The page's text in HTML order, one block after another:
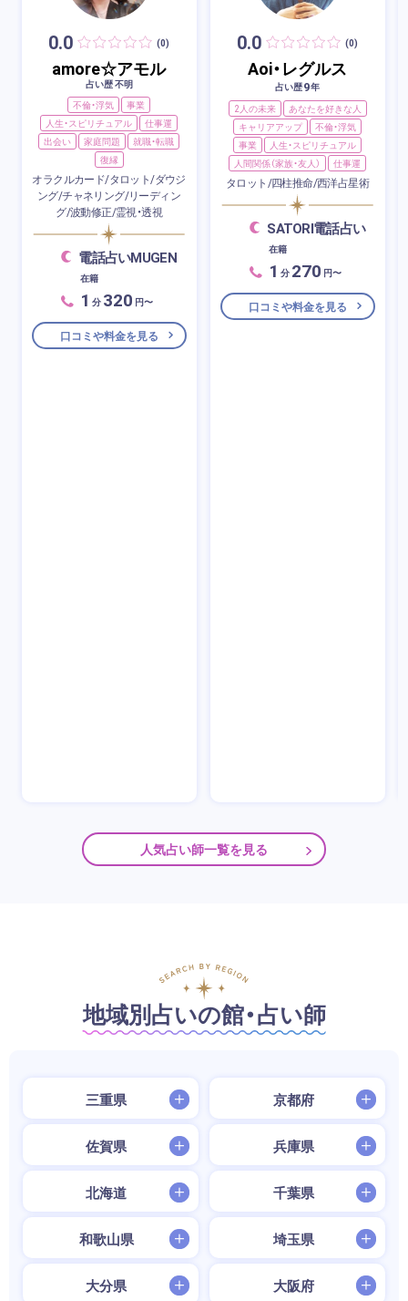
0.0 (0)
amore☆アモル
占い歴 不明
不倫・浮気
事業
人生・スピリチュアル
仕事運
出会い
家庭問題
就職・転職
復縁
オラクルカード/タロット/ダウジ
ング/チャネリング/リーディン
グ/波動修正/霊視・透視
電話占いMUGEN
在籍
1 分 320 円〜
口コミや料金を見る
0.0 (0)
Aoi・レグルス
占い歴9年
2人の未来
あなたを好きな人
キャリアアップ
不倫・浮気
事業
人生・スピリチュアル
人間関係（家族・友人）
仕事運
タロット/四柱推命/西洋占星術
SATORI電話占い
在籍
1 分 270 円〜
口コミや料金を見る
人気占い師一覧を見る
地域別占いの館・占い師
三重県 京都府
佐賀県 兵庫県
北海道 千葉県
和歌山県 埼玉県
大分県 大阪府